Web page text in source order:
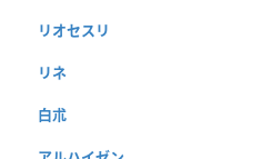
リオセスリ
リネ
白朮